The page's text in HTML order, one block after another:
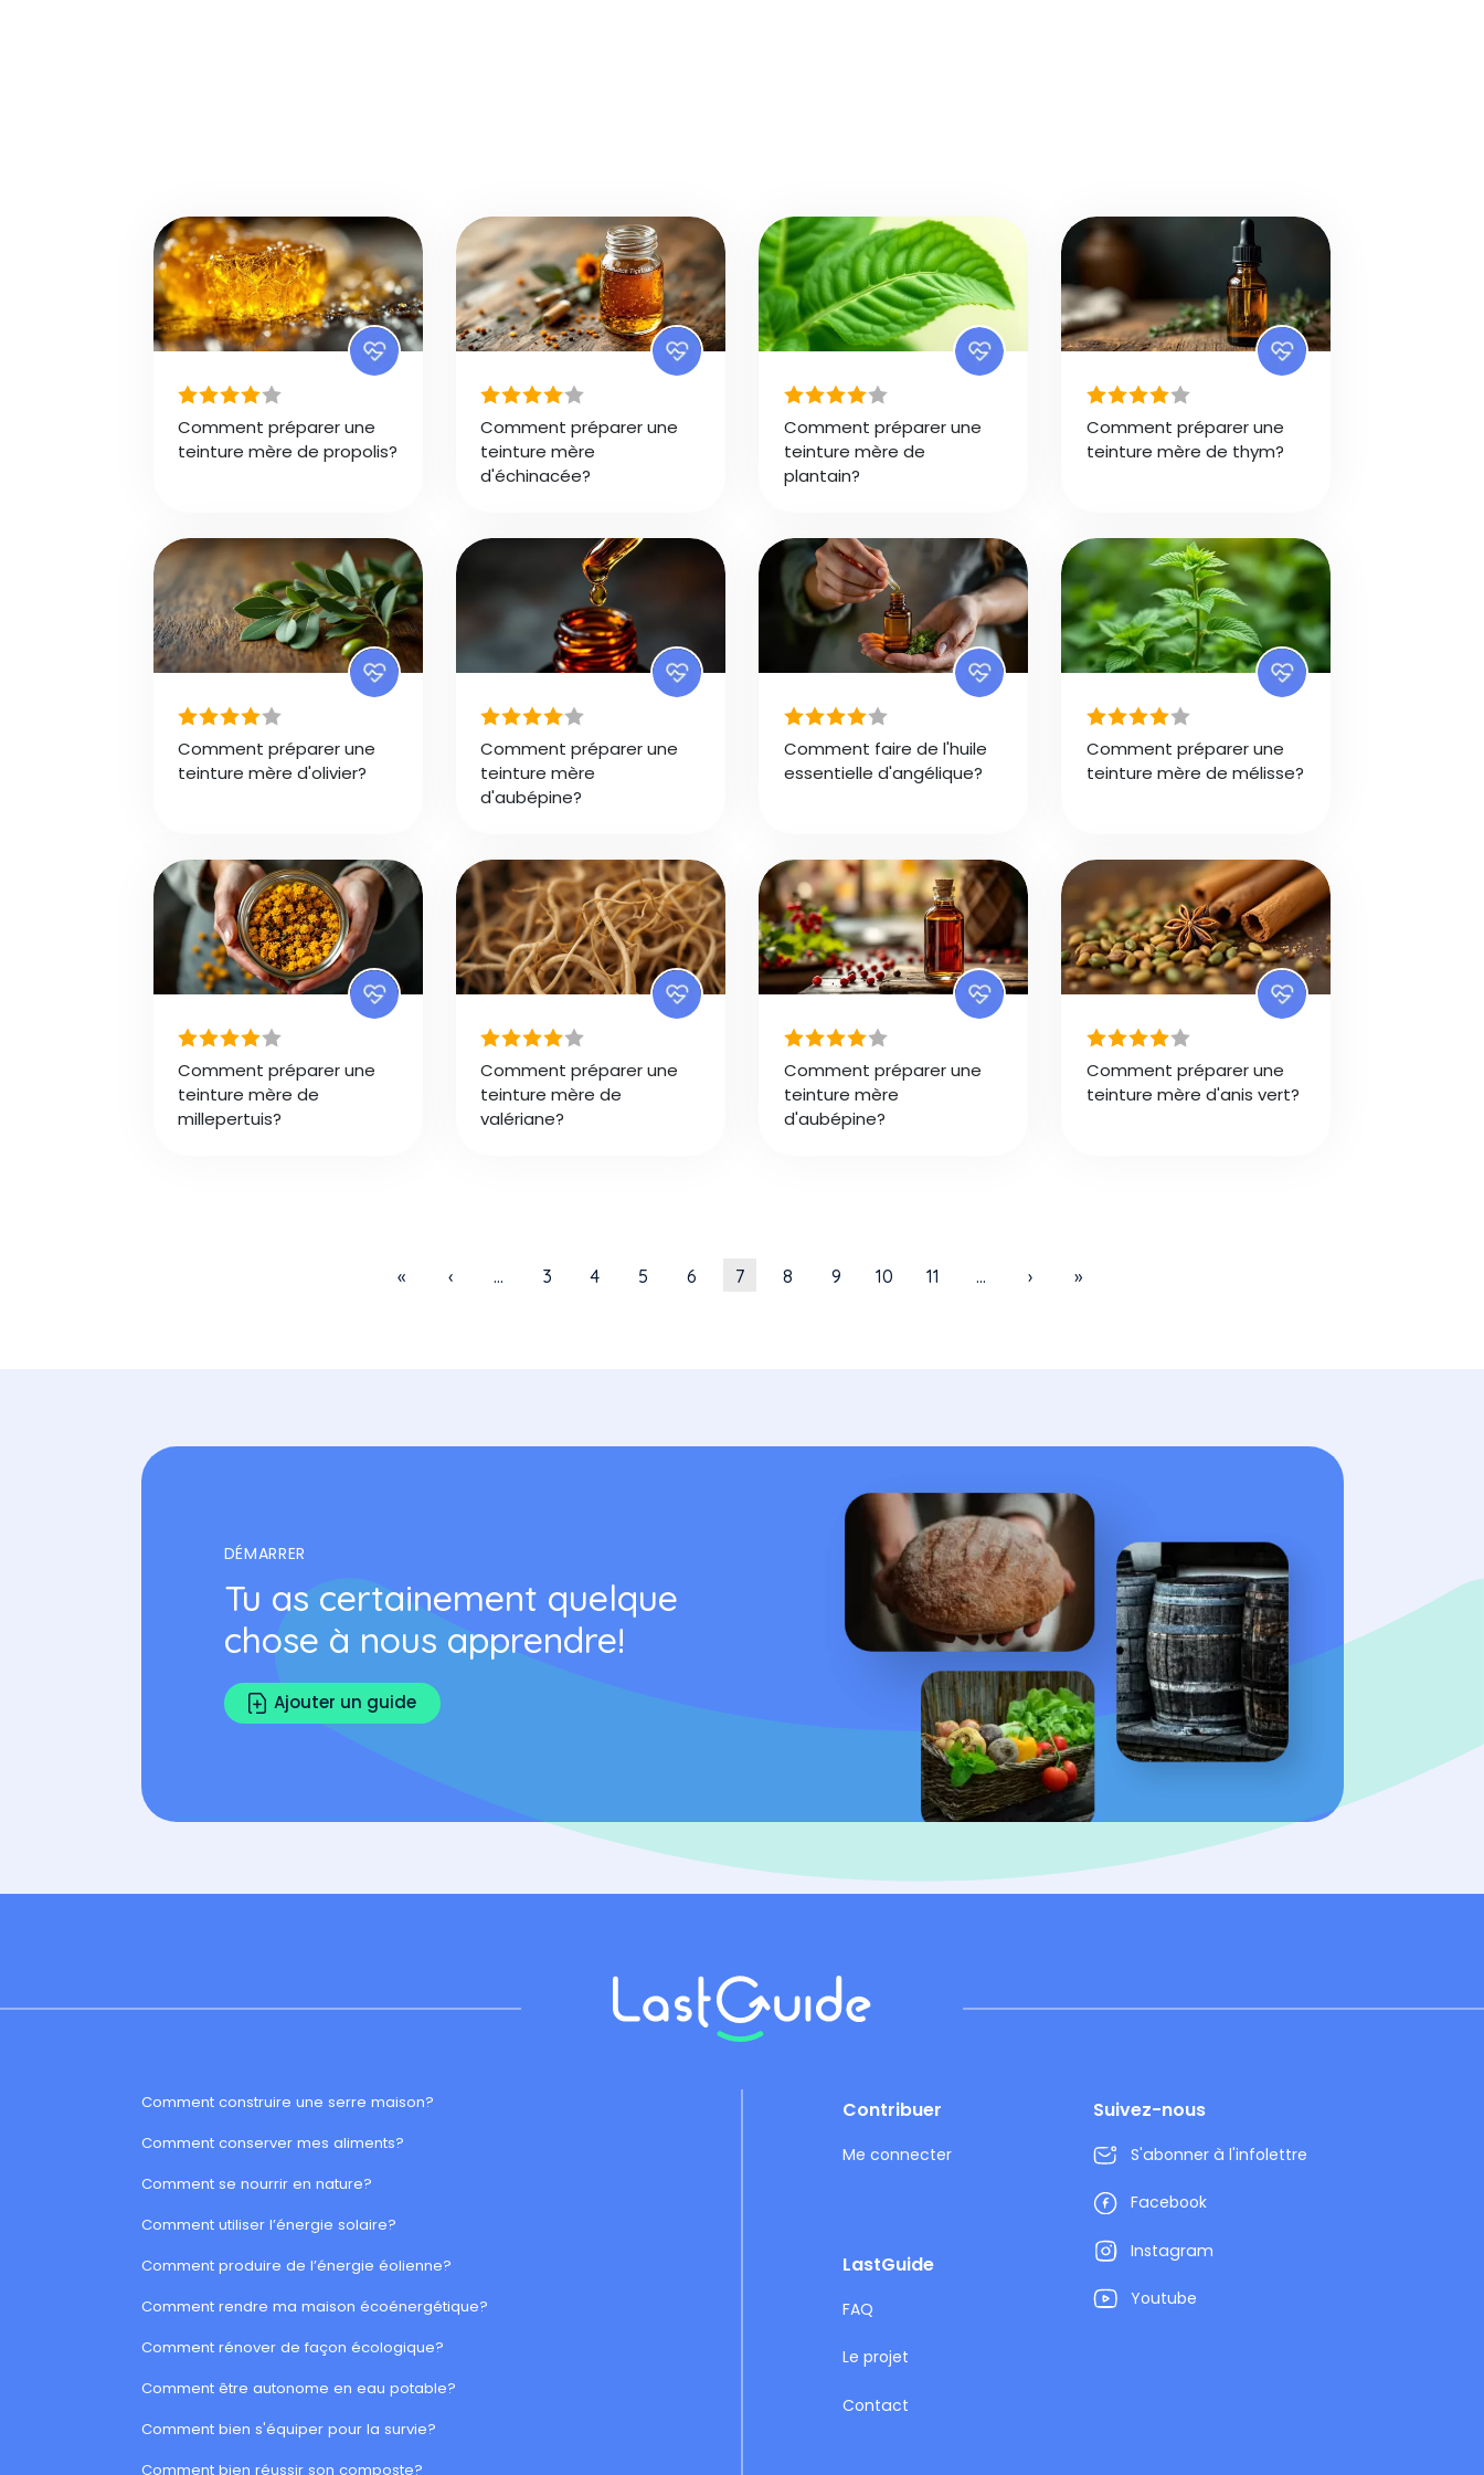
Comment préparer une
teinture mère de propolis?
Comment préparer une
teinture mère
d'échinacée?
Comment préparer une
teinture mère de
plantain?
Comment préparer une
teinture mère de thym?
Comment préparer une
teinture mère d'olivier?
Comment préparer une
teinture mère
d'aubépine?
Comment faire de l'huile
essentielle d'angélique?
Comment préparer une
teinture mère de mélisse?
Comment préparer une
teinture mère de
millepertuis?
Comment préparer une
teinture mère de
valériane?
Comment préparer une
teinture mère
d'aubépine?
Comment préparer une
teinture mère d'anis vert?
Première page
« Page précédente
‹ … Page
3 Page
4 Page
5 Page
6 Page courante
7 Page
8 Page
9 Page
10 Page
11 … Page suivante
› Dernière page
»
DÉMARRER
Tu as certainement quelque
chose à nous apprendre!
Ajouter un guide
Comment construire une serre maison?
Comment conserver mes aliments?
Comment se nourrir en nature?
Comment utiliser l’énergie solaire?
Comment produire de l’énergie éolienne?
Comment rendre ma maison écoénergétique?
Comment rénover de façon écologique?
Comment être autonome en eau potable?
Comment bien s'équiper pour la survie?
Comment bien réussir son composte?
Footer
Contribuer
Me connecter
LastGuide
FAQ
Le projet
Contact
Suivez-nous
S'abonner à l'infolettre
Facebook
Instagram
Youtube